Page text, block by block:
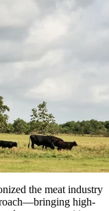
the meat industry
high-